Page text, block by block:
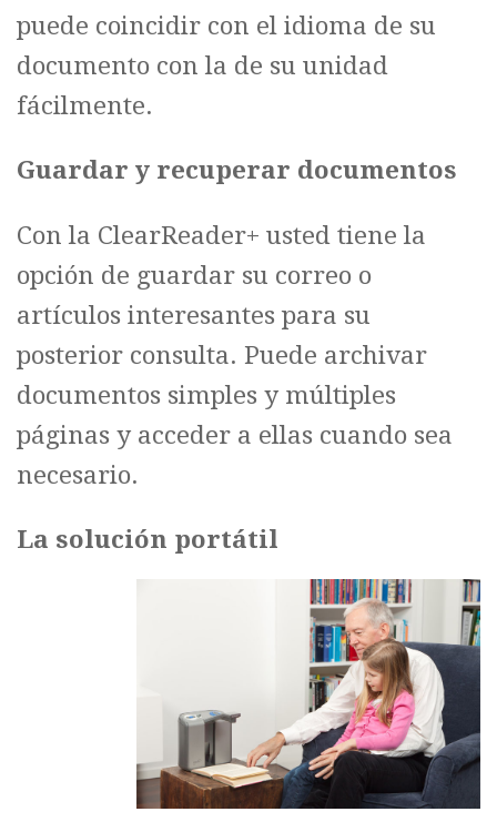
puede coincidir con el idioma de su
documento con la de su unidad
fácilmente.
Guardar y recuperar documentos
Con la ClearReader+ usted tiene la
opción de guardar su correo o
artículos interesantes para su
posterior consulta. Puede archivar
documentos simples y múltiples
páginas y acceder a ellas cuando sea
necesario.
La solución portátil